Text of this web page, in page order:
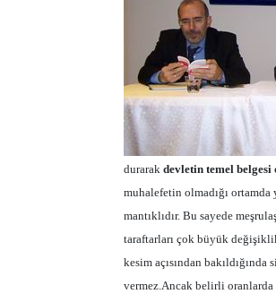
durarak devletin temel belgesi
muhalefetin olmadığı ortamda
mantıklıdır. Bu sayede
taraftarları çok büyük
kesim açısından
vermez.Ancak belirli